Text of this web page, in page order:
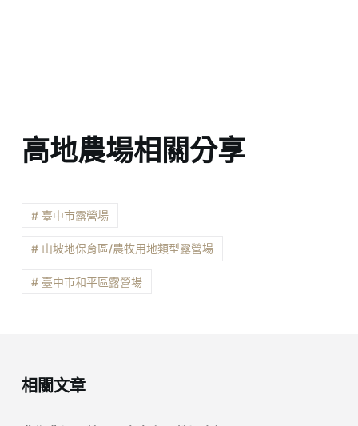
高地農場相關分享
# 臺中市露營場
# 山坡地保育區/農牧用地類型露營場
# 臺中市和平區露營場
相關文章